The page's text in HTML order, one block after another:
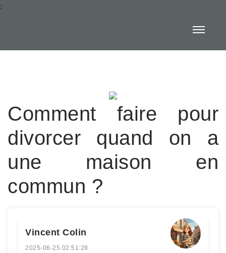
:
Comment faire pour
divorcer quand on a
une maison en
commun ?
Vincent Colin
2025-06-25 02:51:28